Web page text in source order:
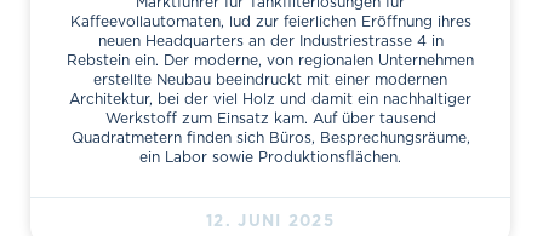
Kaffeevollautomaten, lud zur feierlichen Eröffnung ihres
neuen Headquarters an der Industriestrasse 4 in
Rebstein ein. Der moderne, von regionalen Unternehmen
erstellte Neubau beeindruckt mit einer modernen
Architektur, bei der viel Holz und damit ein nachhaltiger
Werkstoff zum Einsatz kam. Auf über tausend
Quadratmetern finden sich Büros, Besprechungsräume,
ein Labor sowie Produktionsflächen.
12. JUNI 2025